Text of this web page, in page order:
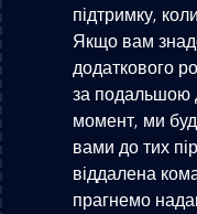
підтримку,
Якщо вам
додаткового
за подальшою
момент, ми
вами до тих
віддалена
прагнемо